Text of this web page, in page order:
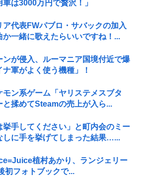
は3000万円で贅沢！」
代表FWパブロ・サバックの加入
一緒に歌えたらいいですね！...
ンが侵入、ルーマニア国境付近で爆
軍がよく使う機種」！
モン系ゲーム「ヤリステメスブタ
と揉めてSteamの売上が入ら...
挙手してください」と町内会のミー
しに手を挙げてしまった結果…...
植村あかり、ランジェリー
初フォトブックで...